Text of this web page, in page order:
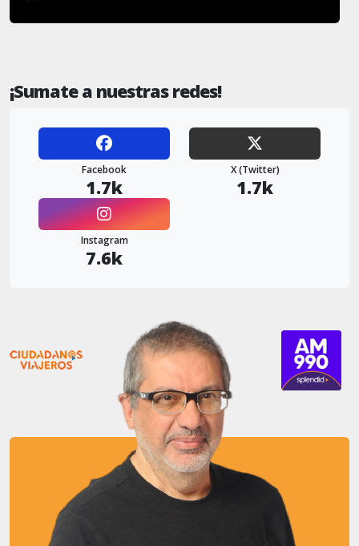
¡Sumate a nuestras redes!
Facebook
1.7k
X (Twitter)
1.7k
Instagram
7.6k